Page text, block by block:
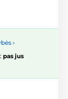
›
pas jus